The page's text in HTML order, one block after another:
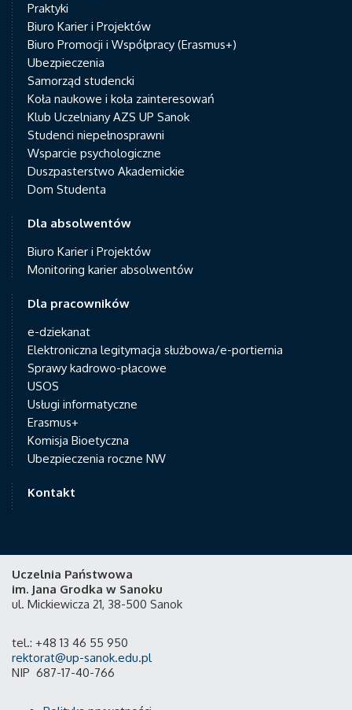
Praktyki
Biuro Karier i Projektów
Biuro Promocji i Współpracy (Erasmus+)
Ubezpieczenia
Samorząd studencki
Koła naukowe i koła zainteresowań
Klub Uczelniany AZS UP Sanok
Studenci niepełnosprawni
Wsparcie psychologiczne
Duszpasterstwo Akademickie
Dom Studenta
Dla absolwentów
Biuro Karier i Projektów
Monitoring karier absolwentów
Dla pracowników
e-dziekanat
Elektroniczna legitymacja służbowa/e-portiernia
Sprawy kadrowo-płacowe
USOS
Usługi informatyczne
Erasmus+
Komisja Bioetyczna
Ubezpieczenia roczne NW
Kontakt
Uczelnia Państwowa
im. Jana Grodka w Sanoku
ul. Mickiewicza 21, 38-500 Sanok
tel.: +48 13 46 55 950
rektorat@up-sanok.edu.pl
NIP 687-17-40-766